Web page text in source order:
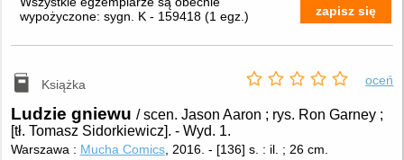
wypożyczone: sygn. K - 159418 (1 egz. ) zapisz się
Książka oceń
Ludzie gniewu / scen. Jason Aaron ; rys. Ron Garney ;
[tł. Tomasz Sidorkiewicz]. - Wyd. 1.
Warszawa : Mucha Comics, 2016. - [136] s. : il. ; 26 cm.